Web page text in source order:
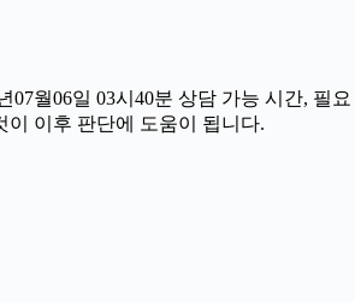
월06일 03시40분 상담 가능 시간, 필
이후 판단에 도움이 됩니다.